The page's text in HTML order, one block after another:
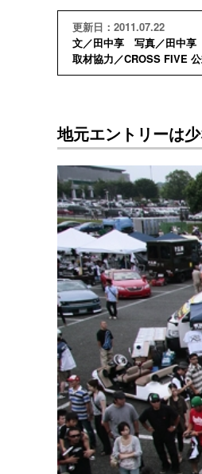
更新日：2011.07.22
文／田中享 写真／田中享
取材協力／CROSS
地元エントリーは